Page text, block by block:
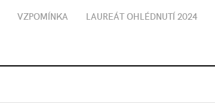
VZPOMÍNKA LAUREÁT OHLÉDNUTÍ 2024